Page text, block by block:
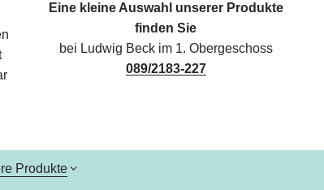
Eine kleine Auswahl unserer Produkte
finden Sie
bei Ludwig Beck im 1. Obergeschoss
089/2183-227
Produkte